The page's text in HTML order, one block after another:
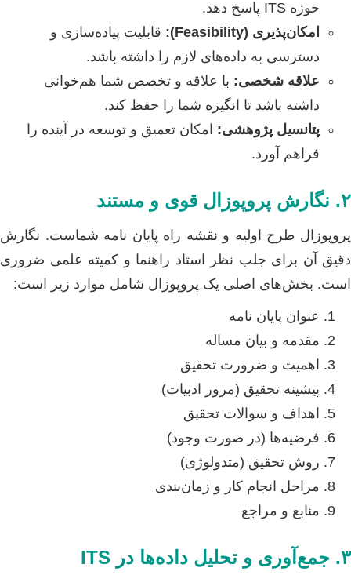
حوزه ITS پاسخ دهد.
امکان‌پذیری (Feasibility):
قابلیت پیاده‌سازی و
دسترسی به داده‌های لازم را داشته باشد.
علاقه شخصی: با علاقه و تخصص شما هم‌خوانی
داشته باشد تا انگیزه شما را حفظ کند.
پتانسیل پژوهشی: امکان تعمیق و توسعه در آینده را
فراهم آورد.
۲. نگارش پروپوزال قوی و مستند
پروپوزال طرح اولیه و نقشه راه پایان نامه شماست. نگارش
دقیق آن برای جلب نظر استاد راهنما و کمیته علمی ضروری
است. بخش‌های اصلی یک پروپوزال شامل موارد زیر است:
عنوان پایان نامه
مقدمه و بیان مساله
اهمیت و ضرورت تحقیق
پیشینه تحقیق (مرور ادبیات)
اهداف و سوالات تحقیق
فرضیه‌ها (در صورت وجود)
روش تحقیق (متدولوژی)
مراحل انجام کار و زمان‌بندی
منابع و مراجع
۳. جمع‌آوری و تحلیل داده‌ها در ITS